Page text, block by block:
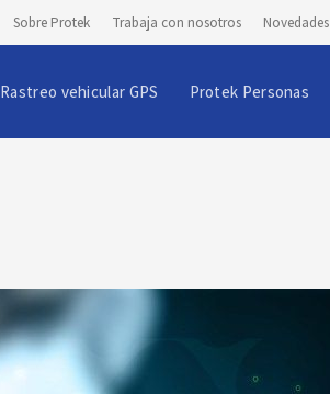
Sobre Protek Trabaja con nosotros Novedades
Rastreo vehicular GPS Protek Personas